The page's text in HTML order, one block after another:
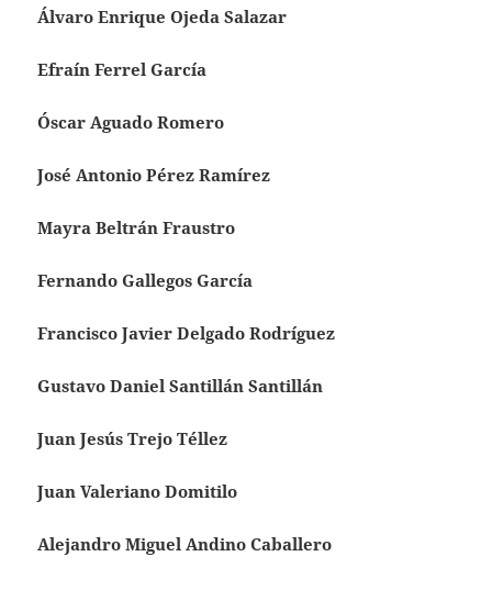
Álvaro Enrique Ojeda Salazar
Efraín Ferrel García
Óscar Aguado Romero
José Antonio Pérez Ramírez
Mayra Beltrán Fraustro
Fernando Gallegos García
Francisco Javier Delgado Rodríguez
Gustavo Daniel Santillán Santillán
Juan Jesús Trejo Téllez
Juan Valeriano Domitilo
Alejandro Miguel Andino Caballero